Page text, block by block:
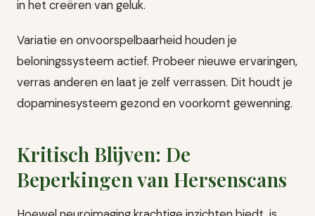
in het creëren van geluk.
Variatie en onvoorspelbaarheid houden je
beloningssysteem actief. Probeer nieuwe ervaringen,
verras anderen en laat je zelf verrassen. Dit houdt je
dopaminesysteem gezond en voorkomt gewenning.
Kritisch Blijven: De
Beperkingen van Hersenscans